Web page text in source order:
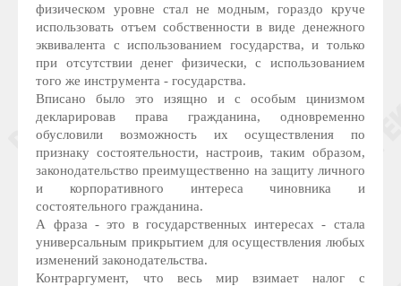
физическом уровне стал не модным, гораздо круче
использовать отъем собственности в виде денежного
эквивалента с использованием государства, и только
при отсутствии денег физически, с использованием
того же инструмента - государства.
Вписано было это изящно и с особым цинизмом
декларировав права гражданина, одновременно
обусловили возможность их осуществления по
признаку состоятельности, настроив, таким образом,
законодательство преимущественно на защиту личного
и корпоративного интереса чиновника и
состоятельного гражданина.
А фраза - это в государственных интересах - стала
универсальным прикрытием для осуществления любых
изменений законодательства.
Контраргумент, что весь мир взимает налог с